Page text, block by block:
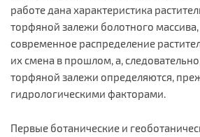
работе дана характеристика
торфяной залежи болотного массива,
современное распределение
их смена в прошлом, а,
торфяной залежи определяются,
гидрологическими факторами.
Первые ботанические и